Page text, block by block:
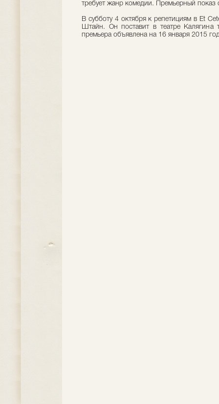
требует жанр комедии. Премьерный показ
В субботу 4 октября к репетициям в Et
Штайн. Он поставит в театре
премьера объявлена на 16 января 2015